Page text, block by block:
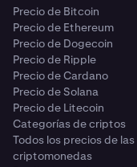
Precio de Bitcoin
Precio de Ethereum
Precio de Dogecoin
Precio de Ripple
Precio de Cardano
Precio de Solana
Precio de Litecoin
Categorías de criptos
Todos los precios de las
criptomonedas